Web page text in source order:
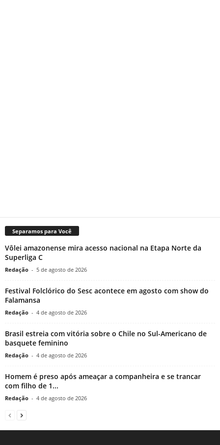
Separamos para Você
Vôlei amazonense mira acesso nacional na Etapa Norte da
Superliga C
Redação - 5 de agosto de 2026
Festival Folclórico do Sesc acontece em agosto com show do
Falamansa
Redação - 4 de agosto de 2026
Brasil estreia com vitória sobre o Chile no Sul-Americano de
basquete feminino
Redação - 4 de agosto de 2026
Homem é preso após ameaçar a companheira e se trancar
com filho de 1...
Redação - 4 de agosto de 2026